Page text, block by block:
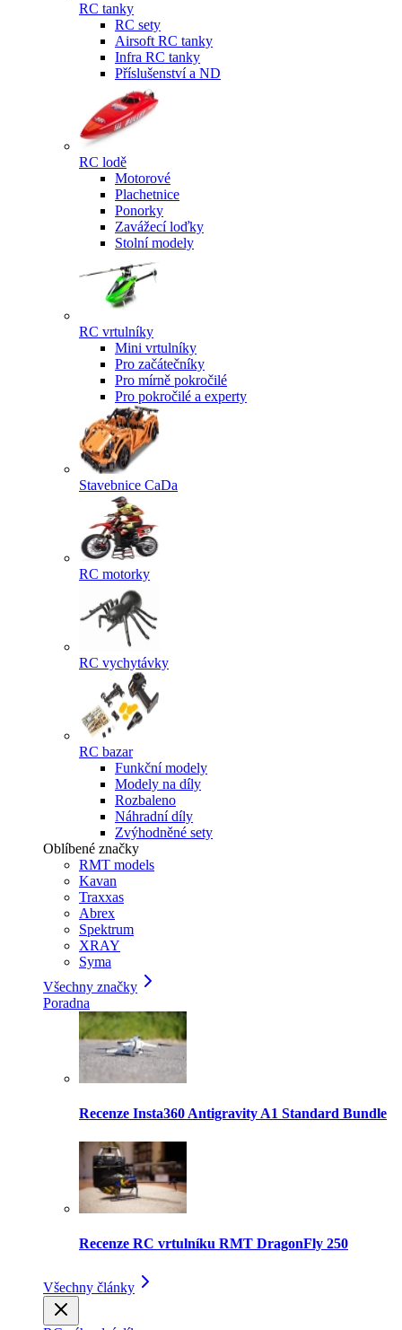
RC tanky
RC sety
Airsoft RC tanky
Infra RC tanky
Příslušenství a ND
RC lodě
Motorové
Plachetnice
Ponorky
Zavážecí loďky
Stolní modely
RC vrtulníky
Mini vrtulníky
Pro začátečníky
Pro mírně pokročilé
Pro pokročilé a experty
Stavebnice CaDa
RC motorky
RC vychytávky
RC bazar
Funkční modely
Modely na díly
Rozbaleno
Náhradní díly
Zvýhodněné sety
Oblíbené značky
RMT models
Kavan
Traxxas
Abrex
Spektrum
XRAY
Syma
Všechny značky
Poradna
Recenze Insta360 Antigravity A1 Standard Bundle
Recenze RC vrtulníku RMT DragonFly 250
Všechny články